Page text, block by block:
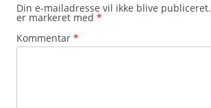
Din e-mailadresse vil ikke blive publiceret.
er markeret med *
Kommentar *